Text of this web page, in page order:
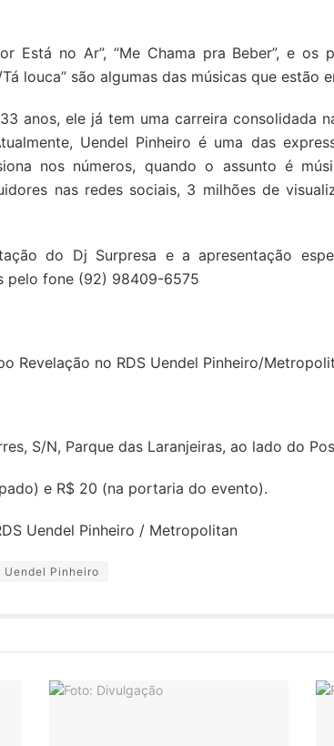
Está no Ar”, “Me Chama pra Beber”, e os
louca” são algumas das músicas que estão
anos, ele já tem uma carreira consolidada
Uendel Pinheiro é uma das
nos números, quando o assunto é
nas redes sociais, 3 milhões de
do Dj Surpresa e a apresentação
pelo fone (92) 98409-6575
Revelação no RDS Uendel Pinheiro/
S/N, Parque das Laranjeiras, ao lado do
e R$ 20 (na portaria do evento).
Uendel Pinheiro / Metropolitan
Uendel Pinheiro